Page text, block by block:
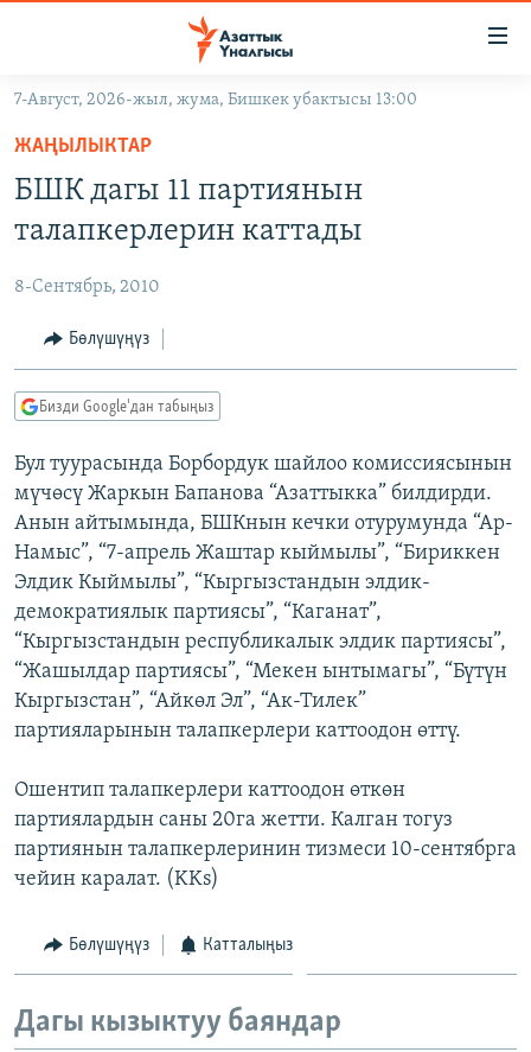
Навигацияга
өтүңүз
Издөөгө
салыңыз
ЭКОНОМИКА
МАДАНИЯТ
БОРБОР АЗИЯ
АТАЙЫН ИЛИКТӨӨ
ТВ ПРОГРАММАЛАР
ЭКСПЕРТТЕР ТАЛДАЙТ
БИЗ ЖАНА ДҮЙНӨ
ДАНИСТЕ
ЭЖЕ-СИҢДИЛЕР
АЗАТТЫК+
ЫҢГАЙСЫЗ СУРООЛОР
ӨЗГӨЧӨ ПИКИР
Русский
ОНЛАЙН ШЕРИНЕ
ЭЕ/АРнун бардык сайттары
7-Август, 2026-жыл, жума, Бишкек убактысы 13:00
ЖАҢЫЛЫКТАР
БШК дагы 11 партиянын
талапкерлерин каттады
8-Сентябрь, 2010
Бөлүшүңүз
Бизди Google'дан табыңыз
Бул туурасында Борбордук шайлоо комиссиясынын
мүчөсү Жаркын Бапанова “Азаттыкка” билдирди.
Анын айтымында, БШКнын кечки отурумунда “Ар-
Намыс”, “7-апрель Жаштар кыймылы”, “Бириккен
Элдик Кыймылы”, “Кыргызстандын элдик-
демократиялык партиясы”, “Каганат”,
“Кыргызстандын республикалык элдик партиясы”,
“Жашылдар партиясы”, “Мекен ынтымагы”, “Бүтүн
Кыргызстан”, “Айкөл Эл”, “Ак-Тилек”
партияларынын талапкерлери каттоодон өттү.
Ошентип талапкерлери каттоодон өткөн
партиялардын саны 20га жетти. Калган тогуз
партиянын талапкерлеринин тизмеси 10-сентябрга
чейин каралат. (KKs)
Бөлүшүңүз Катталыңыз
Дагы кызыктуу баяндар